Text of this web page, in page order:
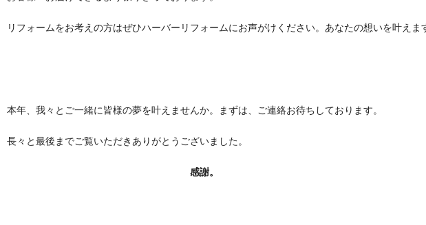
リフォームをお考えの方はぜひハーバーリフォームにお声がけください。あなたの想いを叶えま
本年、我々とご一緒に皆様の夢を叶えませんか。まずは、ご連絡お待ちしております。
長々と最後までご覧いただきありがとうございました。
感謝。